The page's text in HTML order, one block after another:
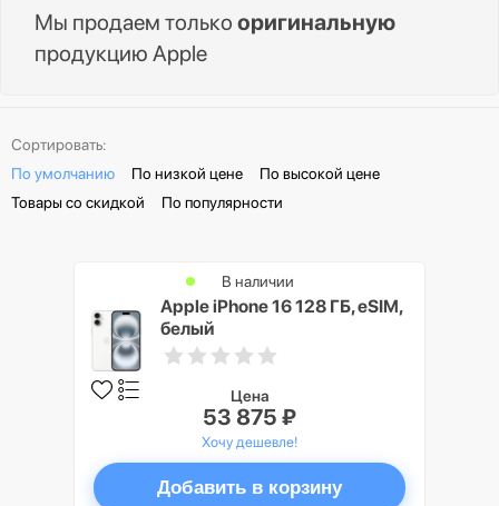
Мы продаем только оригинальную
продукцию Apple
Сортировать:
По умолчанию
По низкой цене
По высокой цене
Товары со скидкой
По популярности
Apple iPhone 16 128 ГБ, eSIM,
белый
В наличии
Цена
53 875 ₽
Хочу дешевле!
Добавить в корзину